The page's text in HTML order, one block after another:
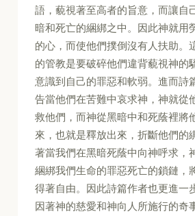
語，藐視著至高者的旨意，而讓自
暗和死亡的綑綁之中。因此神就用
的心，而使他們撲倒沒有人扶助。
的管教是要破碎他們違背藐視神的
意識到自己的罪惡和軟弱。進而詩
告當他們在苦難中哀求神，神就從
救他們，而神從黑暗中和死蔭裡將
來，也就是釋放出來，折斷他們的
著當我們在黑暗死蔭中向神呼求，
綑綁我們生命的罪惡死亡的鎖鏈，
得著自由。因此詩篇作者也更進一
因著神的慈愛和神向人所施行的奇